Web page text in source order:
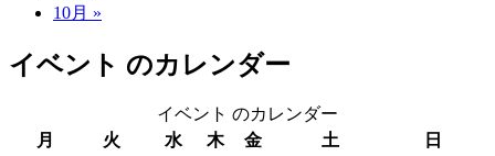
10月 »
イベント のカレンダー
イベント のカレンダー
月
火 水 木 金 土 日